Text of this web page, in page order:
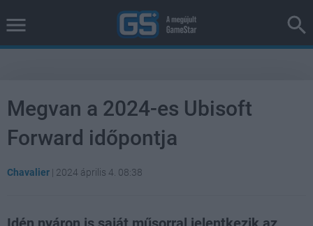
Megvan a 2024-es Ubisoft
Forward időpontja
Chavalier | 2024 április 4. 08:38